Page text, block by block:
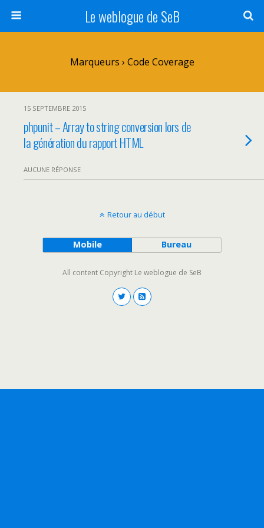
Le weblogue de SeB
Marqueurs › Code Coverage
15 SEPTEMBRE 2015
phpunit – Array to string conversion lors de
la génération du rapport HTML
AUCUNE RÉPONSE
Retour au début
Mobile Bureau
All content Copyright Le weblogue de SeB